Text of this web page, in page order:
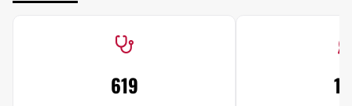
619